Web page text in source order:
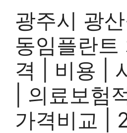
광주시 광
동임플란트
격 | 비용 |
| 의료보험
가격비교 |